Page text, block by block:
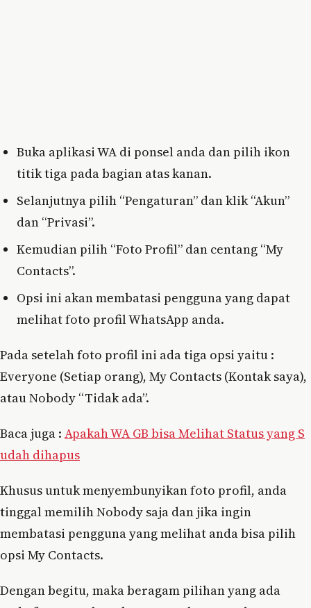
Buka aplikasi WA di ponsel anda dan pilih ikon
titik tiga pada bagian atas kanan.
Selanjutnya pilih “Pengaturan” dan klik “Akun”
dan “Privasi”.
Kemudian pilih “Foto Profil” dan centang “My
Contacts”.
Opsi ini akan membatasi pengguna yang dapat
melihat foto profil WhatsApp anda.
Pada setelah foto profil ini ada tiga opsi yaitu :
Everyone (Setiap orang), My Contacts (Kontak saya),
atau Nobody “Tidak ada”.
Baca juga : Apakah WA GB bisa Melihat Status yang S
udah dihapus
Khusus untuk menyembunyikan foto profil, anda
tinggal memilih Nobody saja dan jika ingin
membatasi pengguna yang melihat anda bisa pilih
opsi My Contacts.
Dengan begitu, maka beragam pilihan yang ada